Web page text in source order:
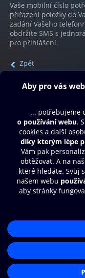
Vaše mobilní číslo
přiřazení položky do
zadání Vašeho
obdržíte SMS s
pro přihlášení.
Zpět
Obsah ke stažení
Moje O2 Knihovna
Další zábava
© O2 Czech Republic a.s.
Přístupnost
Zásady zpracování
Nastavení cookies